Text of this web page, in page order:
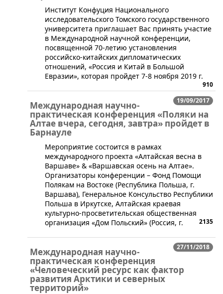
Институт Конфуция Национального
исследовательского Томского государственного
университета приглашает Вас принять участие
в Международной научной конференции,
посвященной 70-летию установления
российско-китайских дипломатических
отношений, «Россия и Китай в Большой
Евразии», которая пройдет 7-8 ноября 2019 г.
910
19/09/2017
Международная научно-
практическая конференция «Поляки на
Алтае вчера, сегодня, завтра» пройдет в
Барнауле
​Мероприятие состоится в рамках
международного проекта «Алтайская весна в
Варшаве» & «Варшавская осень на Алтае».
Организаторы конференции – Фонд Помощи
Полякам на Востоке (Республика Польша, г.
Варшава), Генеральное Консульство Республики
Польша в Иркутске, Алтайская краевая
культурно-просветительская общественная
организация «Дом Польский» (Россия, г.
2135
27/11/2018
Международная научно-
практическая конференция
«Человеческий ресурс как фактор
развития Арктики и северных
территорий»